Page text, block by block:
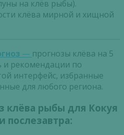
на клёв рыбы).
клёва мирной и хищной
— прогнозы клёва на 5
и рекомендации по
интерфейс, избранные
для любого региона.
клёва рыбы для Кокуя
послезавтра: